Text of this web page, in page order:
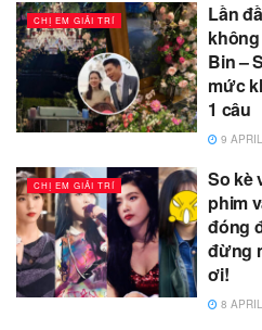
CHỊ EM GIẢI TRÍ
Lần
Bin –
mức
1 câu
9
CHỊ EM GIẢI TRÍ
So kè
phim
đóng
đừng
ơi!
8